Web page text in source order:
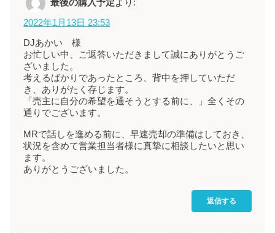
最後の購入予定より:
2022年1月13日 23:53
DJあかい 様
お忙しい中、ご返答いただきまして誠にありがとうご
ざいました。
考えるばかりであったところ、背中を押していただ
き、ありがたく存じます。
「売主に自分の希望を通そうとする前に、」全くその
通りでございます。
MRで話しを進める前に、早速売却の準備はしておき、
状況を含めて営業担当者様に真摯に相談したいと思い
ます。
ありがとうございました。
返信する